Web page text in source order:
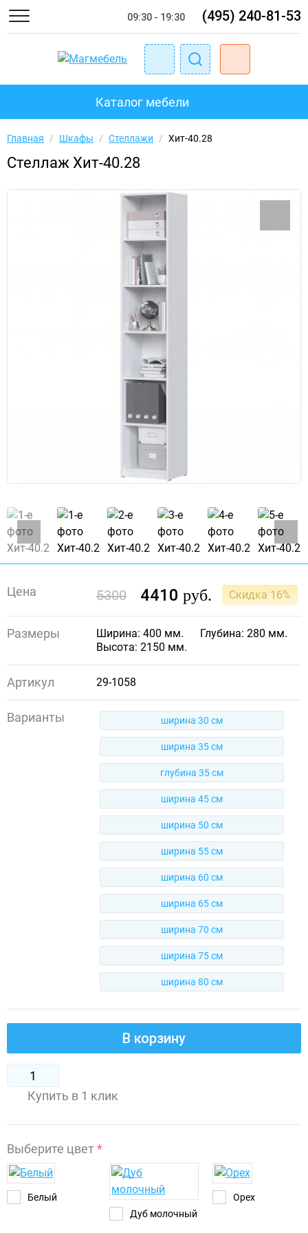
09:30 - 19:30 (495) 240-81-53
Каталог мебели
Главная / Шкафы / Стеллажи / Хит-40.28
Стеллаж Хит-40.28
Цена 5300 4410 руб. Скидка 16%
Размеры Ширина: 400 мм.
Глубина: 280 мм.
Высота: 2150 мм.
Артикул 29-1058
Варианты ширина 30 см
ширина 35 см
глубина 35 см
ширина 45 см
ширина 50 см
ширина 55 см
ширина 60 см
ширина 65 см
ширина 70 см
ширина 75 см
ширина 80 см
В корзину
Купить в 1 клик
Выберите цвет*
Белый
Дуб молочный
Орех